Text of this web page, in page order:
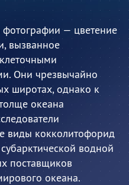
— цветение
вызванное
Они чрезвычайно
широтах, однако к
океана
виды кокколитофорид
водной
поставщиков
океана.